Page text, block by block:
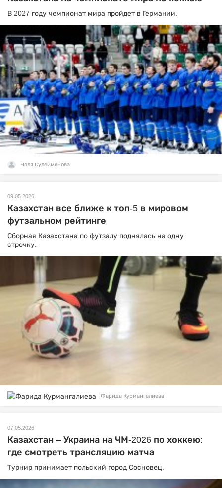
В 2027 году чемпионат мира пройдет в Германии.
Нэля Сулейменова
09.05.2026
Казахстан все ближе к топ-5 в мировом
футзальном рейтинге
Сборная Казахстана по футзалу поднялась на одну
строчку.
Фарида Курмангалиева
07.05.2026
Казахстан – Украина на ЧМ-2026 по хоккею:
где смотреть трансляцию матча
Турнир принимает польский город Сосновец.